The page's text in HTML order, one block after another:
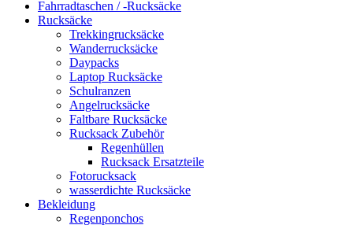
Fahrradtaschen / -Rucksäcke
Rucksäcke
Trekkingrucksäcke
Wanderrucksäcke
Daypacks
Laptop Rucksäcke
Schulranzen
Angelrucksäcke
Faltbare Rucksäcke
Rucksack Zubehör
Regenhüllen
Rucksack Ersatzteile
Fotorucksack
wasserdichte Rucksäcke
Bekleidung
Regenponchos